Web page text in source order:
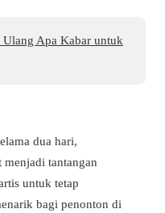
Ulang Apa Kabar untuk
dua hari,
tantangan
untuk tetap
bagi penonton di